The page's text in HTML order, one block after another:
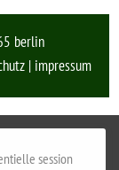
berlin
| impressum
session